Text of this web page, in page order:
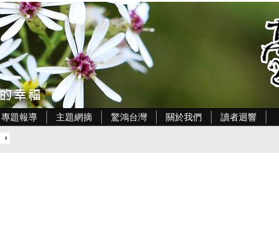
專題報導 主題網摘 驚鴻台灣 關於我們 讀者迴響
›